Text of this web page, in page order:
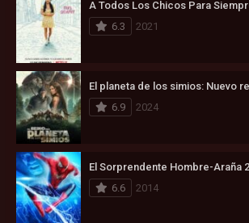
A Todos Los Chicos Para
6.3
2021
El planeta de los simios: Nuevo
6.9
2024
6.6
2014